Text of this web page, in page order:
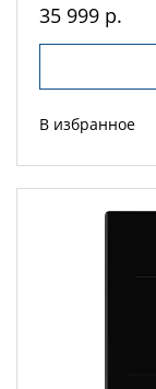
35 999 р.
В избранное